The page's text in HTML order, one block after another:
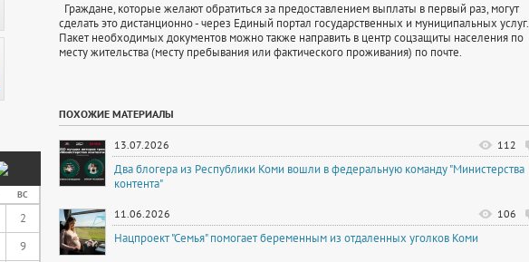
ВС
2
9
Граждане, которые желают обратиться за предоставлением выплаты в первый раз, могут
сделать это дистанционно - через Единый портал государственных и муниципальных услуг.
Пакет необходимых документов можно также направить в центр соцзащиты населения по
месту жительства (месту пребывания или фактического проживания) по почте.
ПОХОЖИЕ МАТЕРИАЛЫ
112
13.07.2026
Два блогера из Республики Коми вошли в федеральную команду "Министерства
контента"
106
11.06.2026
Нацпроект "Семья" помогает беременным из отдаленных уголков Коми